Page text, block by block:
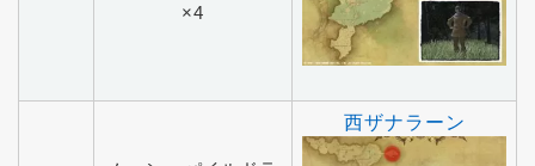
×4
西ザナラーン